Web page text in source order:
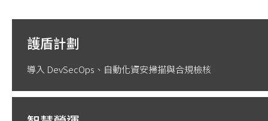
護盾計劃
導入 DevSecOps、自動化資安掃描與合規檢核